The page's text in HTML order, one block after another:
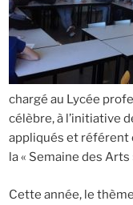
chargé au Lycée
célèbre, à l’initiative
appliqués et référent
la « Semaine des Arts
Cette année, le